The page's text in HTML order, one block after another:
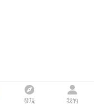
發現 我的